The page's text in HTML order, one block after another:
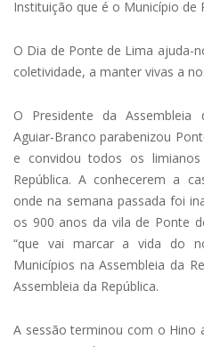
Instituição que é o Município de
O Dia de Ponte de Lima ajuda-
coletividade, a manter vivas a
O Presidente da Assembleia
Aguiar-Branco parabenizou
e convidou todos os
República. A conhecerem a
onde na semana passada foi
os 900 anos da vila de Ponte
“que vai marcar a vida do
Municípios na Assembleia da
Assembleia da República.
A sessão terminou com o Hino